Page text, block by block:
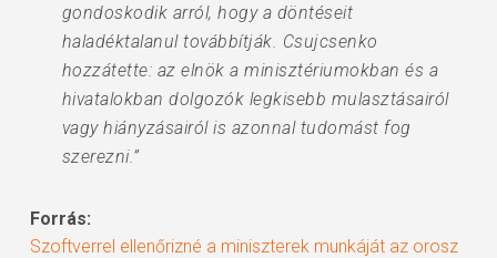
gondoskodik arról, hogy a döntéseit
haladéktalanul továbbítják. Csujcsenko
hozzátette: az elnök a minisztériumokban és a
hivatalokban dolgozók legkisebb mulasztásairól
vagy hiányzásairól is azonnal tudomást fog
szerezni.”
Forrás:
Szoftverrel ellenőrizné a miniszterek munkáját az orosz